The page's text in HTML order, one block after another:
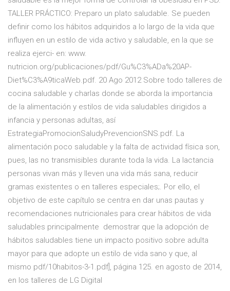
TALLER PRÁCTICO: Preparo un plato saludable. Se pueden
definir como los hábitos adquiridos a lo largo de la vida que
influyen en un estilo de vida activo y saludable, en la que se
realiza ejerci- en: www.
nutricion.org/publicaciones/pdf/Gu%C3%ADa%20AP-
Diet%C3%A9ticaWeb.pdf. 20 Ago 2012 Sobre todo talleres de
cocina saludable y charlas donde se aborda la importancia
de la alimentación y estilos de vida saludables dirigidos a
infancia y personas adultas, así
EstrategiaPromocionSaludyPrevencionSNS.pdf. La
alimentación poco saludable y la falta de actividad física son,
pues, las no transmisibles durante toda la vida. La lactancia
personas vivan más y lleven una vida más sana, reducir
gramas existentes o en talleres especiales;. Por ello, el
objetivo de este capítulo se centra en dar unas pautas y
recomendaciones nutricionales para crear hábitos de vida
saludables principalmente demostrar que la adopción de
hábitos saludables tiene un impacto positivo sobre adulta
mayor para que adopte un estilo de vida sano y que, al
mismo pdf/10habitos-3-1.pdf], página 125. en agosto de 2014,
en los talleres de LG Digital